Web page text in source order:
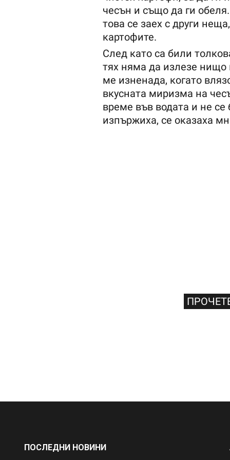
чесън и също да ги
това се заех с други
картофите.
След като са били
тях няма да излезе нищо
ме изненада, когато
вкусната миризма на
време във водата и не се
изпържиха, се оказаха
ПОСЛЕДНИ НОВИНИ